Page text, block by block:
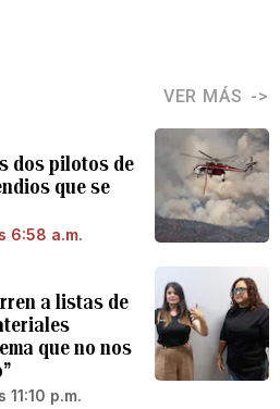
VER MÁS
dos pilotos de
que se
6:58 a.m.
a listas de
que no nos
p.m.